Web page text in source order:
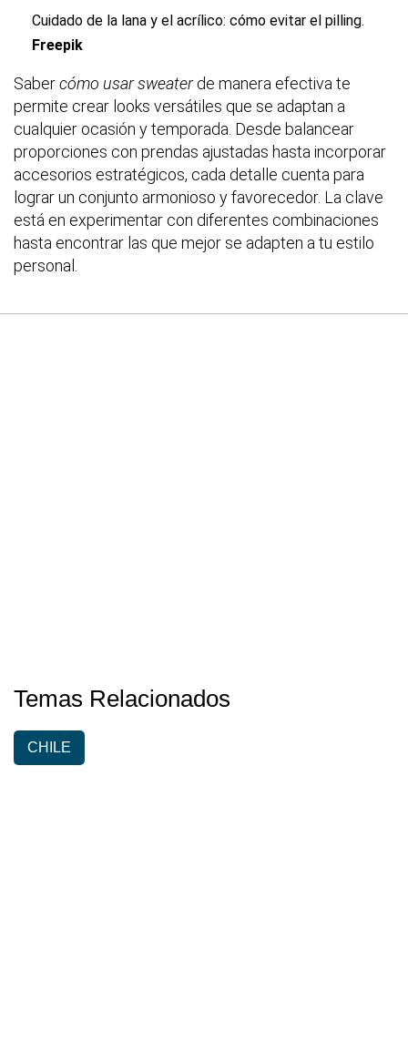
Cuidado de la lana y el acrílico: cómo evitar el pilling.
Freepik
Sabercómo usar sweaterde manera efectiva te
permite crear looks versátiles que se adaptan a
cualquier ocasión y temporada. Desde balancear
proporciones con prendas ajustadas hasta incorporar
accesorios estratégicos, cada detalle cuenta para
lograr un conjunto armonioso y favorecedor. La clave
está en experimentar con diferentes combinaciones
hasta encontrar las que mejor se adapten a tu estilo
personal.
Temas Relacionados
CHILE